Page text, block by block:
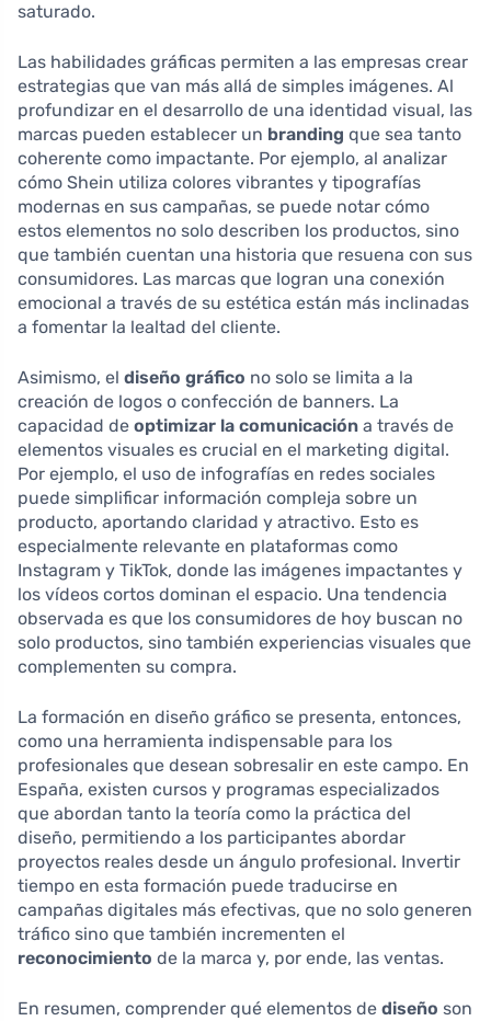
saturado.
Las habilidades gráficas permiten a las empresas crear
estrategias que van más allá de simples imágenes. Al
profundizar en el desarrollo de una identidad visual, las
marcas pueden establecer un branding que sea tanto
coherente como impactante. Por ejemplo, al analizar
cómo Shein utiliza colores vibrantes y tipografías
modernas en sus campañas, se puede notar cómo
estos elementos no solo describen los productos, sino
que también cuentan una historia que resuena con sus
consumidores. Las marcas que logran una conexión
emocional a través de su estética están más inclinadas
a fomentar la lealtad del cliente.
Asimismo, el diseño gráfico no solo se limita a la
creación de logos o confección de banners. La
capacidad de optimizar la comunicación a través de
elementos visuales es crucial en el marketing digital.
Por ejemplo, el uso de infografías en redes sociales
puede simplificar información compleja sobre un
producto, aportando claridad y atractivo. Esto es
especialmente relevante en plataformas como
Instagram y TikTok, donde las imágenes impactantes y
los vídeos cortos dominan el espacio. Una tendencia
observada es que los consumidores de hoy buscan no
solo productos, sino también experiencias visuales que
complementen su compra.
La formación en diseño gráfico se presenta, entonces,
como una herramienta indispensable para los
profesionales que desean sobresalir en este campo. En
España, existen cursos y programas especializados
que abordan tanto la teoría como la práctica del
diseño, permitiendo a los participantes abordar
proyectos reales desde un ángulo profesional. Invertir
tiempo en esta formación puede traducirse en
campañas digitales más efectivas, que no solo generen
tráfico sino que también incrementen el
reconocimiento de la marca y, por ende, las ventas.
En resumen, comprender qué elementos de diseño son